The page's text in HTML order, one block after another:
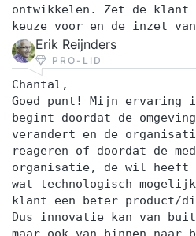
ontwikkelen. Zet de
keuze voor en de inzet
Erik Reijnders
PRO-LID
Chantal,
Goed punt! Mijn ervaring
begint doordat de
verandert en de
reageren of doordat de
organisatie, de wil heeft
wat technologisch
klant een beter product/
Dus innovatie kan van